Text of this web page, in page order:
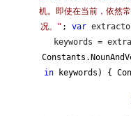
机。即使在当前，依然
况。
" ; var
keywords =
in keywords) {